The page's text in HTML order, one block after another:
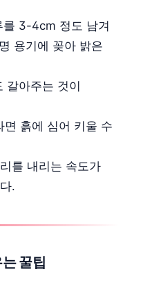
를 3-4cm 정도 남겨
용기에 꽂아 밝은
갈아주는 것이
흙에 심어 키울 수
를 내리는 속도가
.
꿀팁